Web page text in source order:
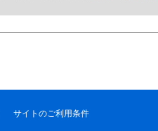
サイトのご利用条件